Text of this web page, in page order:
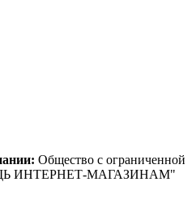
Общество с ограниченной
ИНТЕРНЕТ-МАГАЗИНАМ"